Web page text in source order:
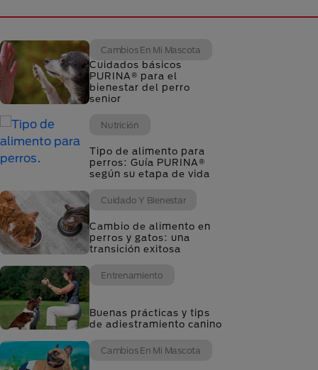
Cambios En Mi Mascota
Cuidados básicos
PURINA® para el
bienestar del perro
senior
Nutrición
Tipo de alimento para
perros: Guía PURINA®
según su etapa de vida
Cuidado Y Bienestar
Cambio de alimento en
perros y gatos: una
transición exitosa
Entrenamiento
Buenas prácticas y tips
de adiestramiento canino
Cambios En Mi Mascota